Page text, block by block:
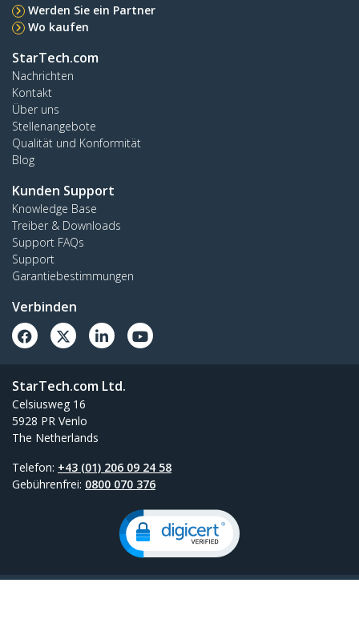
Werden Sie ein Partner
Wo kaufen
StarTech.com
Nachrichten
Kontakt
Über uns
Stellenangebote
Qualität und Konformität
Blog
Kunden Support
Knowledge Base
Treiber & Downloads
Support FAQs
Support
Garantiebestimmungen
Verbinden
StarTech.com Ltd.
Celsiusweg 16
5928 PR Venlo
The Netherlands
Telefon: +43 (01) 206 09 24 58
Gebührenfrei: 0800 070 376